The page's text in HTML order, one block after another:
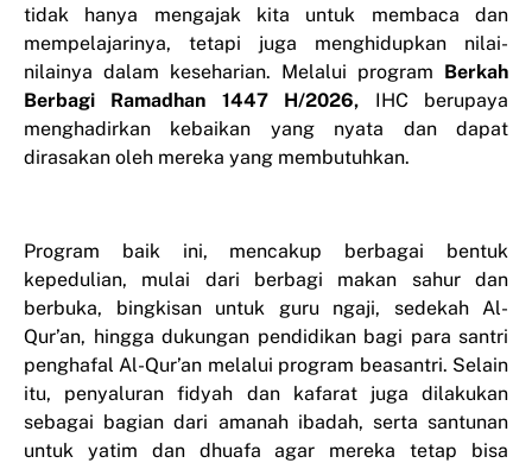
tidak hanya mengajak kita untuk membaca dan
mempelajarinya, tetapi juga menghidupkan nilai-
nilainya dalam keseharian. Melalui program Berkah
Berbagi Ramadhan 1447 H/2026, IHC berupaya
menghadirkan kebaikan yang nyata dan dapat
dirasakan oleh mereka yang membutuhkan.
Program baik ini, mencakup berbagai bentuk
kepedulian, mulai dari berbagi makan sahur dan
berbuka, bingkisan untuk guru ngaji, sedekah Al-
Qur’an, hingga dukungan pendidikan bagi para santri
penghafal Al-Qur’an melalui program beasantri. Selain
itu, penyaluran fidyah dan kafarat juga dilakukan
sebagai bagian dari amanah ibadah, serta santunan
untuk yatim dan dhuafa agar mereka tetap bisa